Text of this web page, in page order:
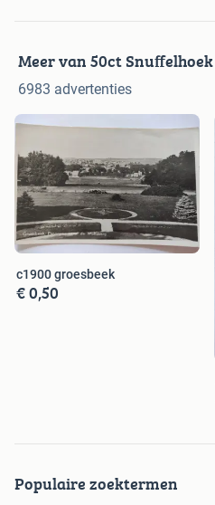
Meer van 50ct Snuffelhoek
6983 advertenties
c1900 groesbeek
€ 0,50
Populaire zoektermen